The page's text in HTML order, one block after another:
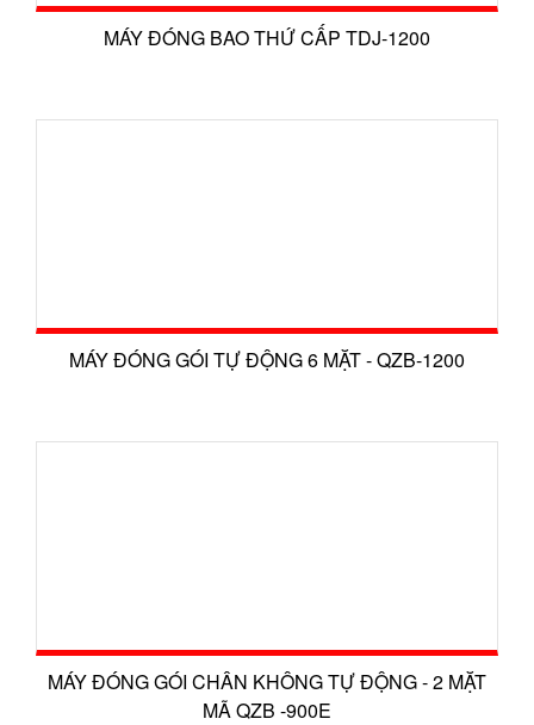
MÁY ĐÓNG BAO THỨ CẤP TDJ-1200
MÁY ĐÓNG GÓI TỰ ĐỘNG 6 MẶT - QZB-1200
MÁY ĐÓNG GÓI CHÂN KHÔNG TỰ ĐỘNG - 2 MẶT
MÃ QZB -900E